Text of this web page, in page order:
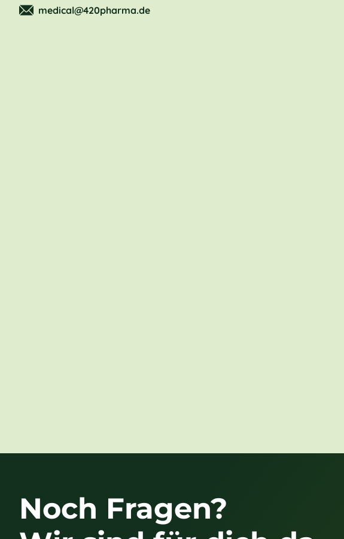
medical@420pharma.de
Noch Fragen?